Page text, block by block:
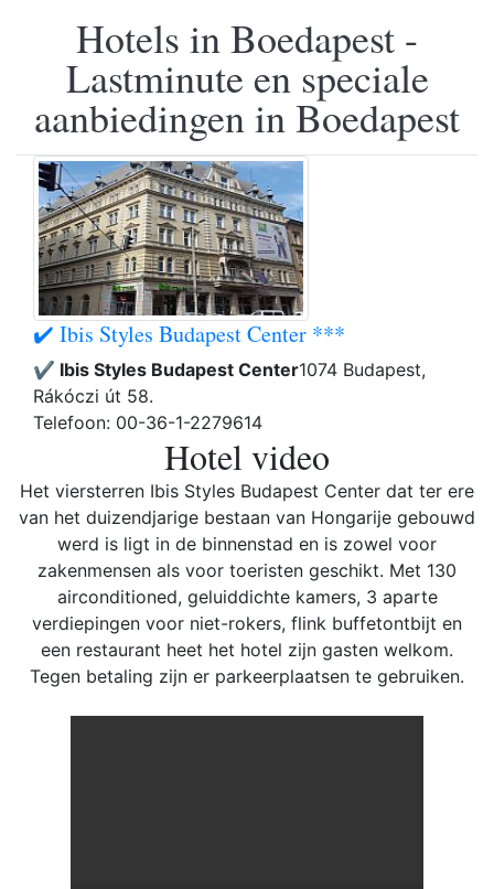
Hotels in Boedapest -
Lastminute en speciale
aanbiedingen in Boedapest
✔️ Ibis Styles Budapest Center ***
✔️ Ibis Styles Budapest Center1074 Budapest,
Rákóczi út 58.
Telefoon: 00-36-1-2279614
Hotel video
Het viersterren Ibis Styles Budapest Center dat ter ere
van het duizendjarige bestaan van Hongarije gebouwd
werd is ligt in de binnenstad en is zowel voor
zakenmensen als voor toeristen geschikt. Met 130
airconditioned, geluiddichte kamers, 3 aparte
verdiepingen voor niet-rokers, flink buffetontbijt en
een restaurant heet het hotel zijn gasten welkom.
Tegen betaling zijn er parkeerplaatsen te gebruiken.